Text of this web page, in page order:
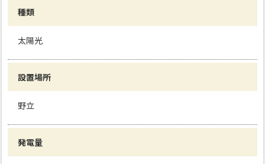
種類
太陽光
設置場所
野立
発電量